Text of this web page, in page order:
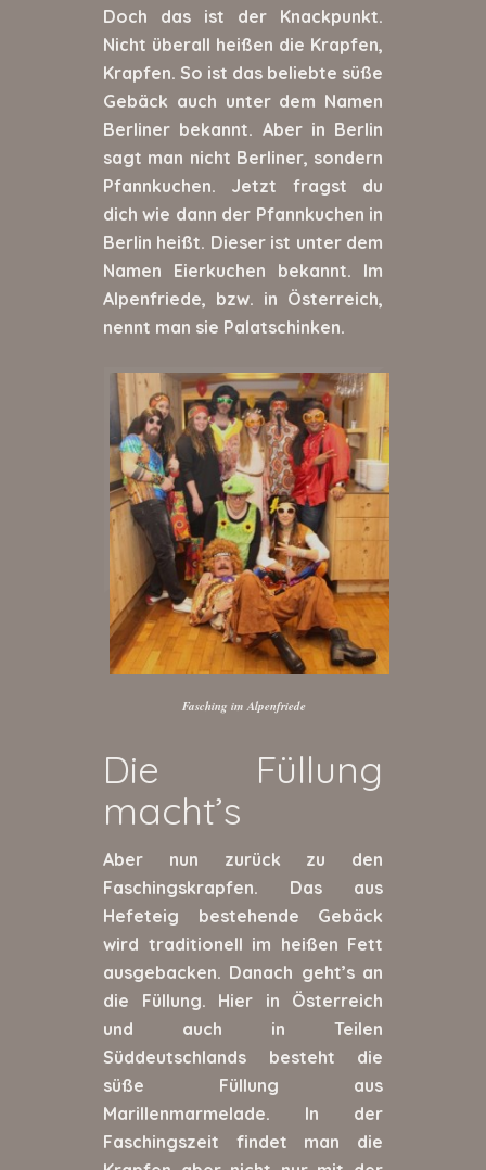
Doch das ist der Knackpunkt.
Nicht überall heißen die Krapfen,
Krapfen. So ist das beliebte süße
Gebäck auch unter dem Namen
Berliner bekannt. Aber in Berlin
sagt man nicht Berliner, sondern
Pfannkuchen. Jetzt fragst du
dich wie dann der Pfannkuchen in
Berlin heißt. Dieser ist unter dem
Namen Eierkuchen bekannt. Im
Alpenfriede, bzw. in Österreich,
nennt man sie Palatschinken.
Fasching im Alpenfriede
Die Füllung
macht’s
Aber nun zurück zu den
Faschingskrapfen. Das aus
Hefeteig bestehende Gebäck
wird traditionell im heißen Fett
ausgebacken. Danach geht’s an
die Füllung. Hier in Österreich
und auch in Teilen
Süddeutschlands besteht die
süße Füllung aus
Marillenmarmelade. In der
Faschingszeit findet man die